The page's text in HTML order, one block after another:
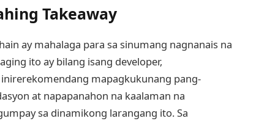
Takeaway
ay mahalaga para sa sinumang nagnanais na
ito ay bilang isang developer,
mapagkukunang pang-
at napapanahon na kaalaman na
sa dinamikong larangang ito. Sa